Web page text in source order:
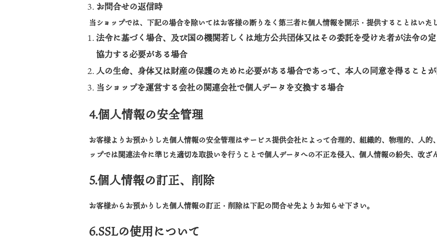
お問合せの返信時
当ショップでは、下記の場合を除いてはお客様の断りなく第三者に個人情報を開示・提供することはいた
法令に基づく場合、及び国の機関若しくは地方公共団体又はその委託を受けた者が法令の
協力する必要がある場合
人の生命、身体又は財産の保護のために必要がある場合であって、本人の同意を得ること
当ショップを運営する会社の関連会社で個人データを交換する場合
4.個人情報の安全管理
お客様よりお預かりした個人情報の安全管理はサービス提供会社によって合理的、組織的、物理的、人的
ップでは関連法令に準じた適切な取扱いを行うことで個人データへの不正な侵入、個人情報の紛失、改ざ
5.個人情報の訂正、削除
お客様からお預かりした個人情報の訂正・削除は下記の問合せ先よりお知らせ下さい。
6.SSLの使用について